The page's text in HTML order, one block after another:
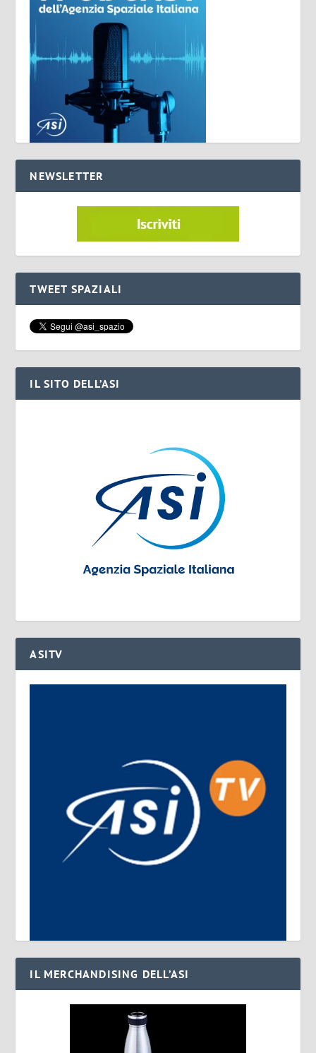
NEWSLETTER
TWEET SPAZIALI
IL SITO DELL’ASI
ASITV
IL MERCHANDISING DELL’ASI